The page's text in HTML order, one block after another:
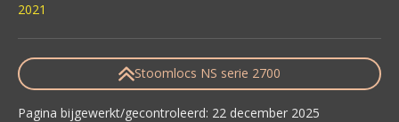
2021
Stoomlocs NS serie 2700
Pagina bijgewerkt/gecontroleerd: 22 december 2025